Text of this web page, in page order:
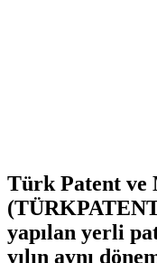
Türk Patent
yapılan yerli
yılın aynı